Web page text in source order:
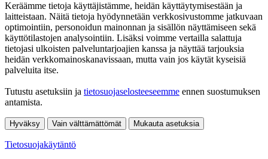
Keräämme tietoja käyttäjistämme, heidän käyttäytymisestään ja
laitteistaan. Näitä tietoja hyödynnetään verkkosivustomme jatkuvaan
optimointiin, personoidun mainonnan ja sisällön näyttämiseen sekä
käyttötilastojen analysointiin. Lisäksi voimme vertailla salattuja
tietojasi ulkoisten palveluntarjoajien kanssa ja näyttää tarjouksia
heidän verkkomainoskanavissaan, mutta vain jos käytät kyseisiä
palveluita itse.
Tutustu asetuksiin ja tietosuojaselosteeseemme ennen suostumuksen
antamista.
Hyväksy Vain välttämättömät Mukauta asetuksia
Tietosuojakäytäntö